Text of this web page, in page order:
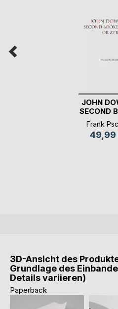
JOHN
SECOND
Frank
49,99
3D-Ansicht des
Grundlage des
Details variieren)
Paperback